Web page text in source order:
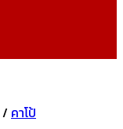
/ คาโป้